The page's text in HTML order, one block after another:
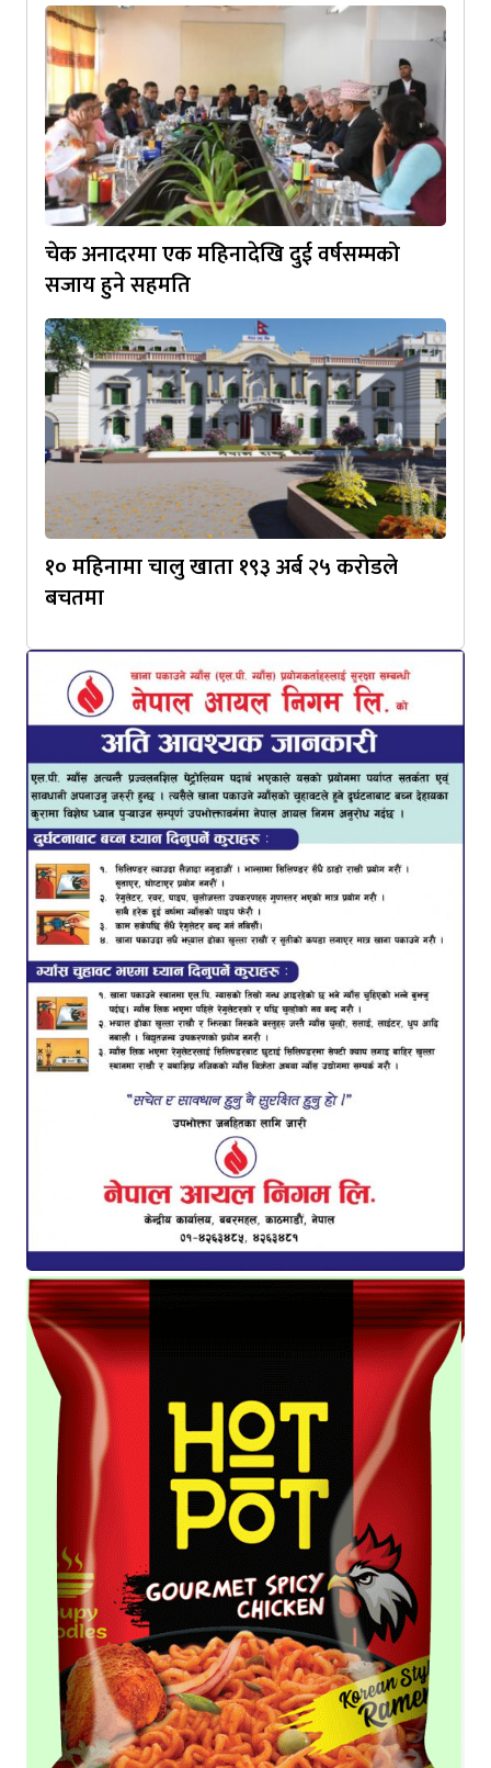
चेक अनादरमा एक महिनादेखि दुई वर्षसम्मको
सजाय हुने सहमति
१० महिनामा चालु खाता १९३ अर्ब २५ करोडले
बचतमा